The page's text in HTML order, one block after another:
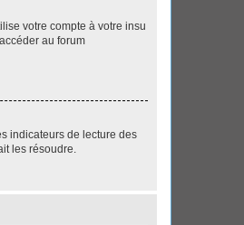
votre compte à votre insu
au forum
indicateurs de lecture des
les résoudre.